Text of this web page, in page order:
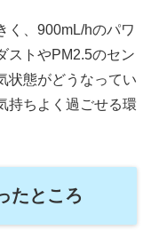
く、900mL/hのパワ
ストやPM2.5のセン
状態がどうなってい
持ちよく過ごせる環
たところ